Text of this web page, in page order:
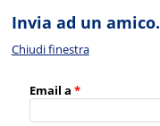
Invia ad un amico.
Chiudi finestra
Email a *